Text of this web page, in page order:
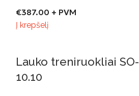
€387.00 + PVM
Į krepšelį
Lauko treniruokliai SO-
10.10